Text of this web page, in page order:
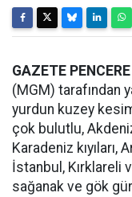
GAZETE
(MGM) tarafından
yurdun kuzey
çok bulutlu,
Karadeniz
İstanbul, Kırklareli
sağanak ve gök